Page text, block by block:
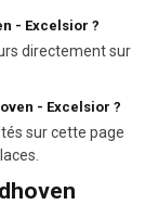
- Excelsior ?
directement sur
- Excelsior ?
sur cette page